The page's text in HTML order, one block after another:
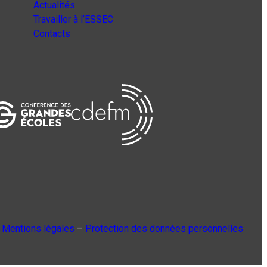
Actualités
Travailler à l’ESSEC
Contacts
Mentions légales – Protection des données personnelles